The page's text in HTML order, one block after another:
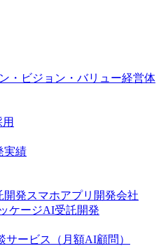
・ビジョン・バリュー経営体
実績
開発スマホアプリ開発会社
ケージAI受託開発
サービス（月額AI顧問）